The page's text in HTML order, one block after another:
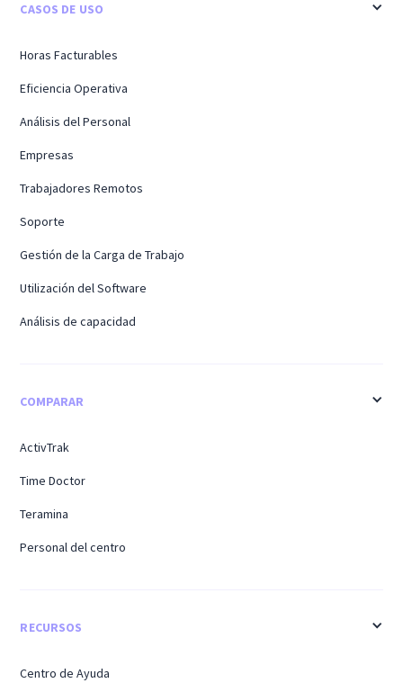
CASOS DE USO
Horas Facturables
Eficiencia Operativa
Análisis del Personal
Empresas
Trabajadores Remotos
Soporte
Gestión de la Carga de Trabajo
Utilización del Software
Análisis de capacidad
COMPARAR
ActivTrak
Time Doctor
Teramina
Personal del centro
RECURSOS
Centro de Ayuda